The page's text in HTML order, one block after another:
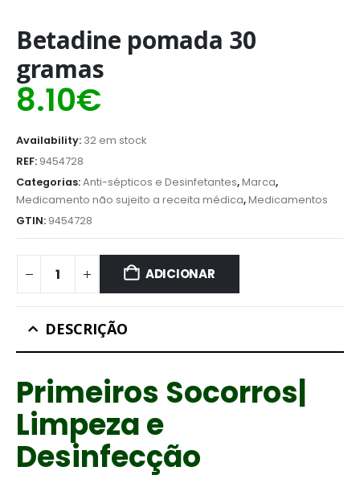
Betadine pomada 30
gramas
8.10€
Availability: 32 em stock
REF: 9454728
Categorias:Anti-sépticos e Desinfetantes,Marca,
Medicamento não sujeito a receita médica,Medicamentos
GTIN: 9454728
ADICIONAR
DESCRIÇÃO
Primeiros Socorros|
Limpeza e
Desinfecção